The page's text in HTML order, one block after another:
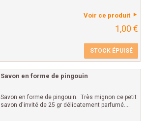
Voir ce produit
1,00 €
STOCK ÉPUISÉ
Savon en forme de pingouin
Savon en forme de pingouin. Très mignon ce petit
savon d'invité de 25 gr délicatement parfumé....